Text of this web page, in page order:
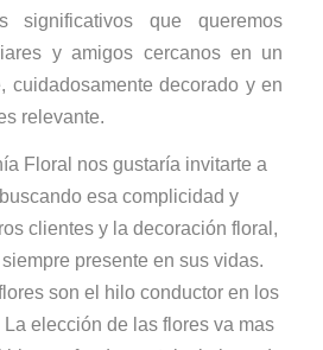
significativos que queremos
y amigos cercanos en un
cuidadosamente decorado y en
relevante.
Floral nos gustaría invitarte a
esa complicidad y
clientes y la decoración floral,
presente en sus vidas.
son el hilo conductor en los
elección de las flores va mas